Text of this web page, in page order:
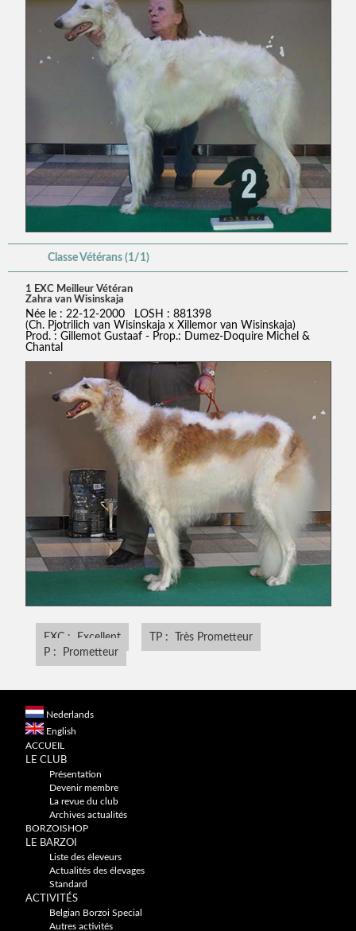
Classe Vétérans (1/1)
1 EXC Meilleur Vétéran
Zahra van Wisinskaja
Née le : 22-12-2000 LOSH : 881398
(Ch. Pjotrilich van Wisinskaja x Xillemor van Wisinskaja)
Prod. : Gillemot Gustaaf - Prop.: Dumez-Doquire Michel &
Chantal
EXC : Excellent
TP : Très Prometteur
P : Prometteur
Nederlands
English
ACCUEIL
LE CLUB
Présentation
Devenir membre
La revue du club
Archives actualités
BORZOISHOP
LE BARZOI
Liste des éleveurs
Actualités des élevages
Standard
ACTIVITÉS
Belgian Borzoi Special
Autres activités